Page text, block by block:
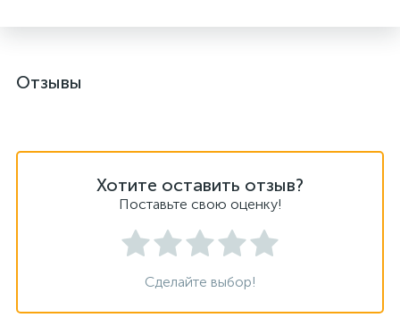
Отзывы
Хотите оставить отзыв?
Поставьте свою оценку!
Сделайте выбор!